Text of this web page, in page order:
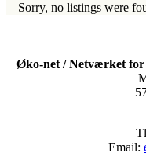
Sorry, no listings were
Øko-net / Netværket for
Email: